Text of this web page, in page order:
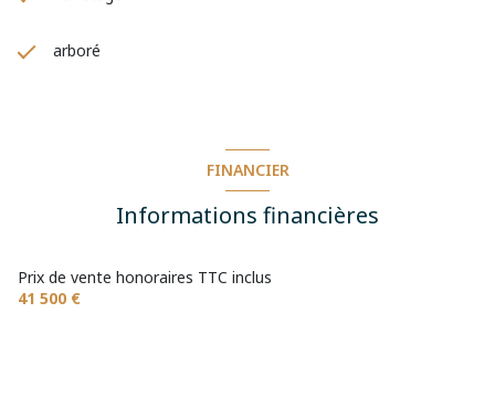
arboré
FINANCIER
Informations financières
Prix de vente honoraires TTC inclus
41 500 €